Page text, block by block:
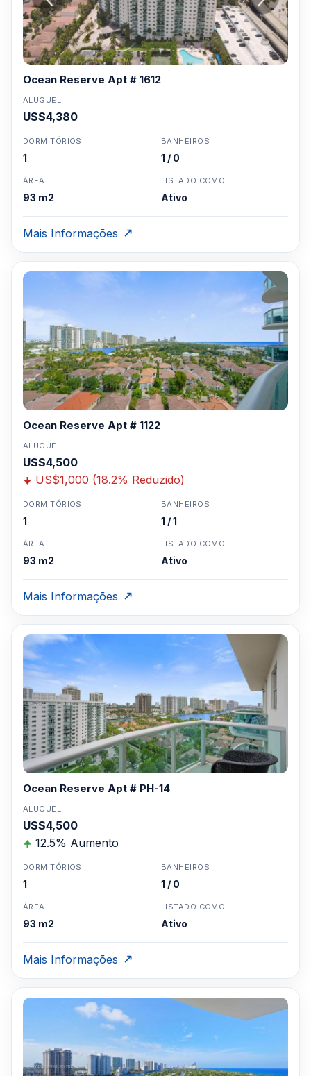
Ocean Reserve Apt # 1612
ALUGUEL
US$4,380
DORMITÓRIOS
1
BANHEIROS
1 / 0
ÁREA
93 m2
LISTADO COMO
Ativo
Mais Informações
Ocean Reserve Apt # 1122
ALUGUEL
US$4,500
US$1,000 (18.2% Reduzido)
DORMITÓRIOS
1
BANHEIROS
1 / 1
ÁREA
93 m2
LISTADO COMO
Ativo
Mais Informações
Ocean Reserve Apt # PH-14
ALUGUEL
US$4,500
12.5% Aumento
DORMITÓRIOS
1
BANHEIROS
1 / 0
ÁREA
93 m2
LISTADO COMO
Ativo
Mais Informações